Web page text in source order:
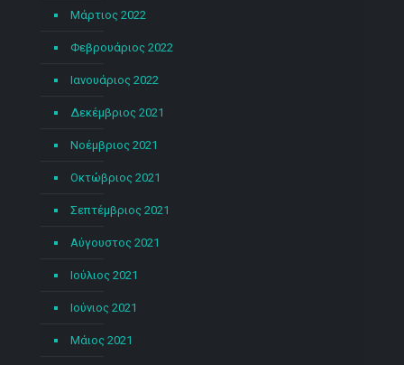
Μάρτιος 2022
Φεβρουάριος 2022
Ιανουάριος 2022
Δεκέμβριος 2021
Νοέμβριος 2021
Οκτώβριος 2021
Σεπτέμβριος 2021
Αύγουστος 2021
Ιούλιος 2021
Ιούνιος 2021
Μάιος 2021